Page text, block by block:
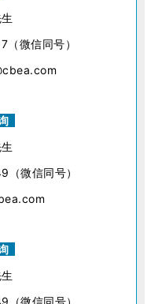
微信同号）
微信同号）